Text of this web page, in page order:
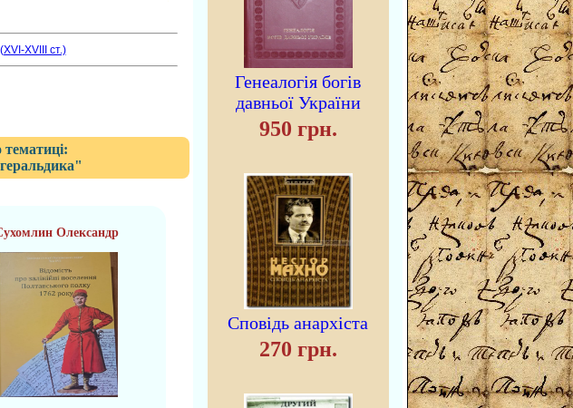
XVIII ст.)
Олександр
Генеалогія богів
давньої України
950 грн.
Сповідь анархіста
270 грн.